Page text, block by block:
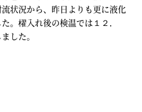
状況から、昨日よりも更に液化
。櫂入れ後の検温では１２．
した。